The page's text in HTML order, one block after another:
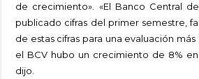
de crecimiento». «El Banco Central
publicado cifras del primer semestre,
de estas cifras para una evaluación
el BCV hubo un crecimiento de 8%
dijo.